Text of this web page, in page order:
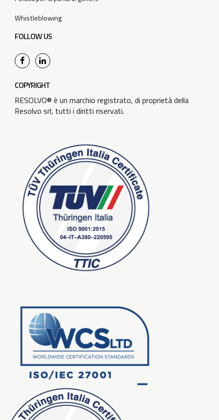
Whistleblowing
FOLLOW US
COPYRIGHT
RESOLVO® è un marchio registrato, di proprietà della
Resolvo srl, tutti i diritti riservati.